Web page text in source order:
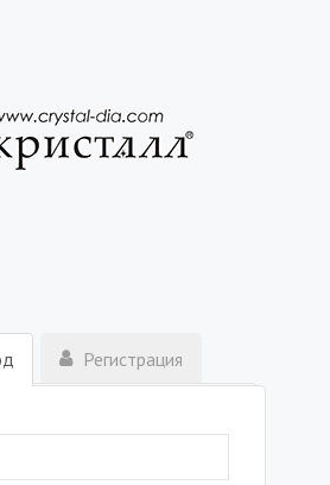
Регистрация